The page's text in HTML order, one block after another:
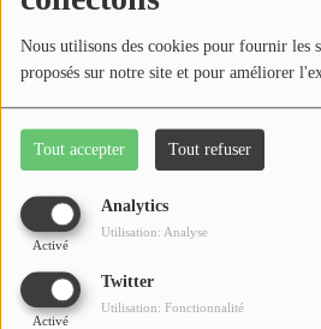
Nous utilisons des cookies pour fournir les
proposés sur notre site et pour améliorer
Tout accepter Tout refuser
Analytics
Activé
Utilisation: Analyse
Twitter
Activé
Utilisation: Fonctionnalité
Médias
Podcasts
Photos
Dédicaces
Jeux Concours
Oups, vous
rencontré